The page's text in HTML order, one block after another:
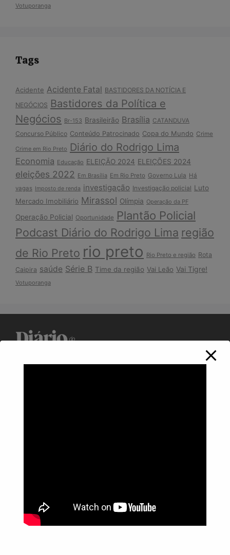
Votuporanga
Tags
Acidente Acidente Fatal BASTIDORES DA NOTÍCIA E
NEGÓCIOS Bastidores da Política e
Negócios Br-153 Brasileirão Brasília CATANDUVA
Concurso Público Conteúdo Patrocinado Copa do Mundo Crime
Crime em Rio Preto Diário do Rodrigo Lima
Economia Educação ELEIÇÃO 2024 ELEIÇÕES 2024
eleições 2022 Em Brasília Em Rio Preto Governo Lula Há
vagas
Imposto de renda investigação Investigação policial Luto
Mercado Imobiliário Mirassol Olímpia Operação da PF
Operação Policial Oportunidade Plantão Policial
Podcast Diário do Rodrigo Lima região
de Rio Preto rio preto Rio Preto e região Rota
Caipira saúde Série B Time da região Vai Leão Vai Tigre!
Votuporanga
WhatsApp: (17) 99268-0565